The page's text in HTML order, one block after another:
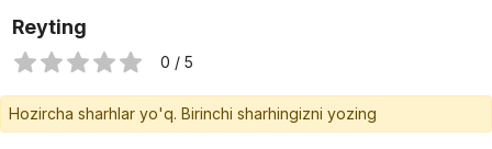
Reyting
0 / 5
Hozircha sharhlar yo'q. Birinchi sharhingizni yozing